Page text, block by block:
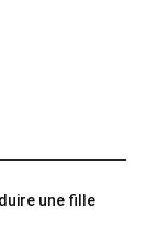
une fille